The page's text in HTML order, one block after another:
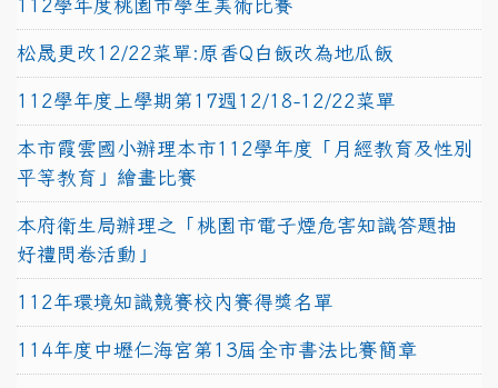
112學年度桃園市學生美術比賽
松晟更改12/22菜單:原香Q白飯改為地瓜飯
112學年度上學期第17週12/18-12/22菜單
本市霞雲國小辦理本市112學年度「月經教育及性別
平等教育」繪畫比賽
本府衛生局辦理之「桃園市電子煙危害知識答題抽
好禮問卷活動」
112年環境知識競賽校內賽得獎名單
114年度中壢仁海宮第13屆全市書法比賽簡章